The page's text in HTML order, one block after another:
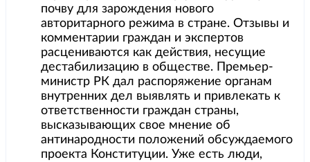
почву для зарождения нового
авторитарного режима в стране. Отзывы и
комментарии граждан и экспертов
расцениваются как действия, несущие
дестабилизацию в обществе. Премьер-
министр РК дал распоряжение органам
внутренних дел выявлять и привлекать к
ответственности граждан страны,
высказывающих свое мнение об
антинародности положений обсуждаемого
проекта Конституции. Уже есть люди,